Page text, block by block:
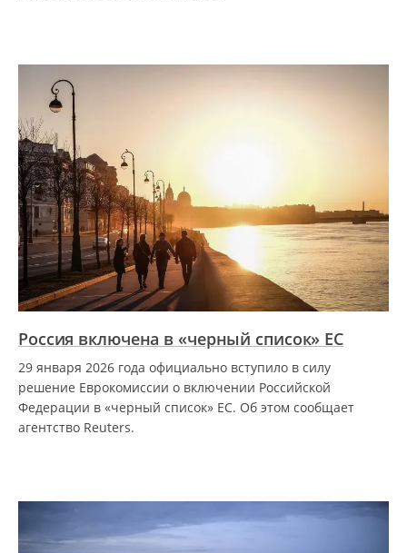
Россия включена в «черный список» ЕС
29 января 2026 года официально вступило в силу
решение Еврокомиссии о включении Российской
Федерации в «черный список» ЕС. Об этом сообщает
агентство Reuters.